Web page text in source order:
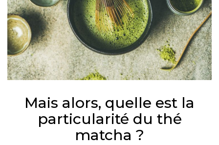
Mais alors, quelle est la
particularité du thé
matcha ?